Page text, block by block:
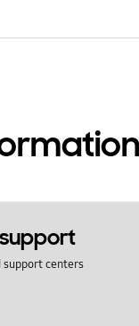
support centers